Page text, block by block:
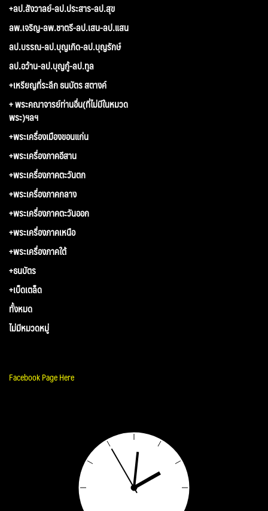
+ลป.สังวาลย์-ลป.ประสาร-ลป.สุข
ลพ.เจริญ-ลพ.ชาตรี-ลป.เสน-ลป.แสน
ลป.บรรณ-ลป.บุญเกิด-ลป.บุญรักษ์
ลป.อว้าน-ลป.บุญกู้-ลป.ทูล
+เหรียญที่ระลึก ธนบัตร สตางค์
+ พระคณาจารย์ท่านอื่น(ที่ไม่มีในหมวด
พระ)ฯลฯ
+พระเครื่องเมืองขอนแก่น
+พระเครื่องภาคอีสาน
+พระเครื่องภาคตะวันตก
+พระเครื่องภาคกลาง
+พระเครื่องภาคตะวันออก
+พระเครื่องภาคเหนือ
+พระเครื่องภาคใต้
+ธนบัตร
+เบ็ดเตล็ด
ทั้งหมด
ไม่มีหมวดหมู่
Facebook Page Here